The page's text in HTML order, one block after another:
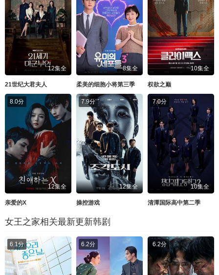
12集全
21世纪大君夫人
8集全
柔美的细胞小将第三季
10集全
权欲之巅
8.0分
12集全
亲爱的X
7.9分
12集全
操控游戏
7.0分
10集全
清潭国际高中第二季
女王之家相关最新更新韩剧
6.1分 6.2分 6.2分